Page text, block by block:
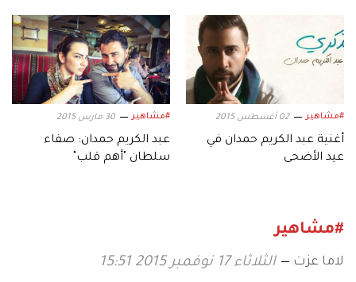
#مشاهير 02 أغسطس 2015
أغنية عبد الكريم حمدان في
عيد الأضحى
#مشاهير 30 مارس 2015
عبد الكريم حمدان: صفاء
سلطان "أهم قلب"
#مشاهير
لاما عزت الثلاثاء 17 نوفمبر 2015 15:51